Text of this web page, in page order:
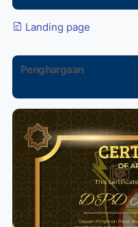
Landing page
Penghargaan